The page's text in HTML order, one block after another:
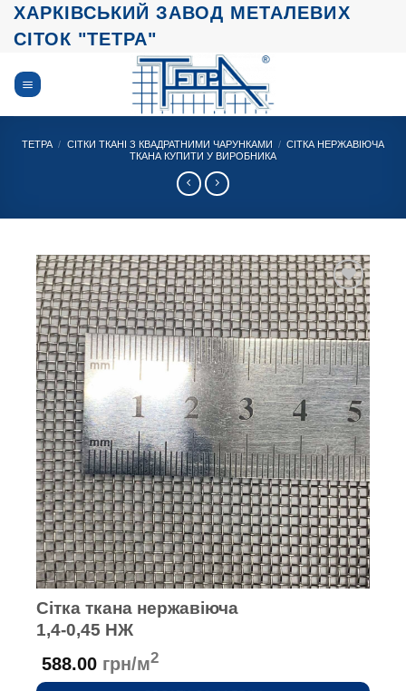
Skip
content
ХАРКІВСЬКИЙ ЗАВОД МЕТАЛЕВИХ
СІТОК "ТЕТРА"
ТЕТРА / СІТКИ ТКАНІ З КВАДРАТНИМИ ЧАРУНКАМИ / СІТКА НЕРЖАВІЮЧА
ТКАНА КУПИТИ У ВИРОБНИКА
Сітка ткана нержавіюча
1,4-0,45 НЖ
588.00 грн/м2